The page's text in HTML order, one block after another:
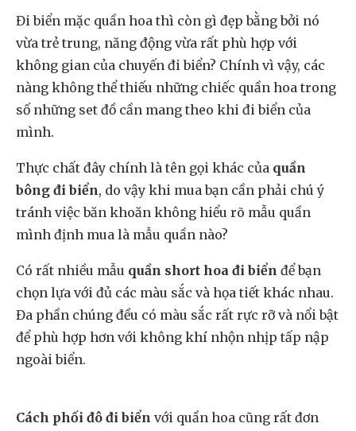
Đi biển mặc quần hoa thì còn gì đẹp bằng bởi nó
vừa trẻ trung, năng động vừa rất phù hợp với
không gian của chuyến đi biển? Chính vì vậy, các
nàng không thể thiếu những chiếc quần hoa trong
số những set đồ cần mang theo khi đi biển của
mình.
Thực chất đây chính là tên gọi khác của quần
bông đi biển, do vậy khi mua bạn cần phải chú ý
tránh việc băn khoăn không hiểu rõ mẫu quần
mình định mua là mẫu quần nào?
Có rất nhiều mẫu quần short hoa đi biển để bạn
chọn lựa với đủ các màu sắc và họa tiết khác nhau.
Đa phần chúng đều có màu sắc rất rực rỡ và nổi bật
để phù hợp hơn với không khí nhộn nhịp tấp nập
ngoài biển.
Cách phối đô đi biển với quần hoa cũng rất đơn